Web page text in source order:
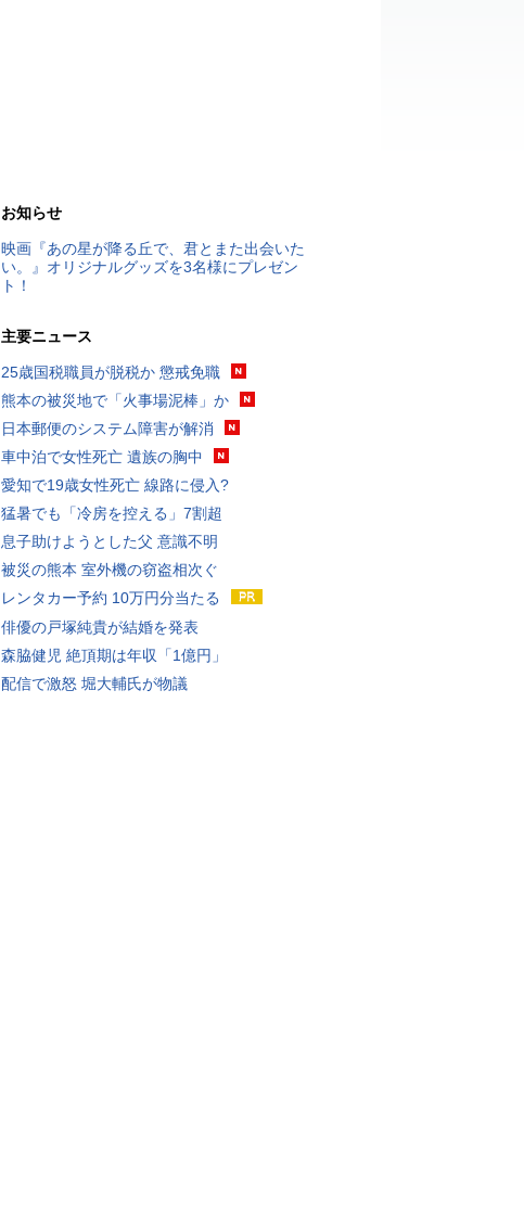
お知らせ
映画『あの星が降る丘で、君とまた出会いた
い。』オリジナルグッズを3名様にプレゼン
ト！
主要ニュース
25歳国税職員が脱税か 懲戒免職
熊本の被災地で「火事場泥棒」か
日本郵便のシステム障害が解消
車中泊で女性死亡 遺族の胸中
愛知で19歳女性死亡 線路に侵入?
猛暑でも「冷房を控える」7割超
息子助けようとした父 意識不明
被災の熊本 室外機の窃盗相次ぐ
レンタカー予約 10万円分当たる
俳優の戸塚純貴が結婚を発表
森脇健児 絶頂期は年収「1億円」
配信で激怒 堀大輔氏が物議